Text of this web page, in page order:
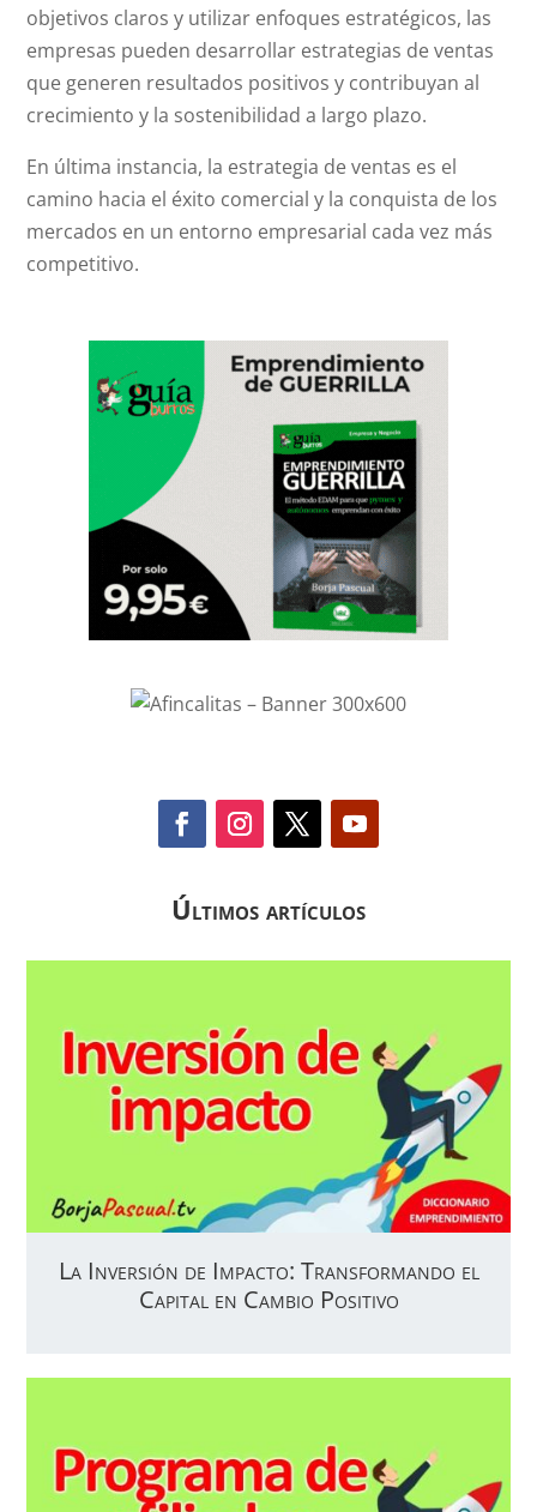
objetivos claros y utilizar enfoques estratégicos, las
empresas pueden desarrollar estrategias de ventas
que generen resultados positivos y contribuyan al
crecimiento y la sostenibilidad a largo plazo.
En última instancia, la estrategia de ventas es el
camino hacia el éxito comercial y la conquista de los
mercados en un entorno empresarial cada vez más
competitivo.
Últimos artículos
La Inversión de Impacto: Transformando el
Capital en Cambio Positivo